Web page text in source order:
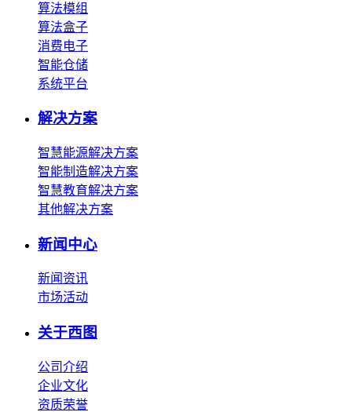
算法模组
算法盒子
消费电子
智能仓储
系统平台
解决方案
智慧能源解决方案
智能制造解决方案
智慧教育解决方案
其他解决方案
新闻中心
新闻资讯
市场活动
关于西图
公司介绍
企业文化
资质荣誉